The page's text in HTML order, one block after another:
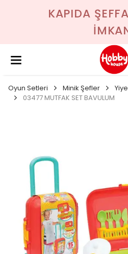
KAPIDA
Oyun Setleri Minik Şefler
03477 MUTFAK SET BAVULUM